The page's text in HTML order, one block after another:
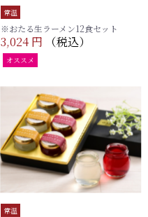
常温
※おたる生ラーメン12食セット
3,024 円 （税込）
オススメ
常温